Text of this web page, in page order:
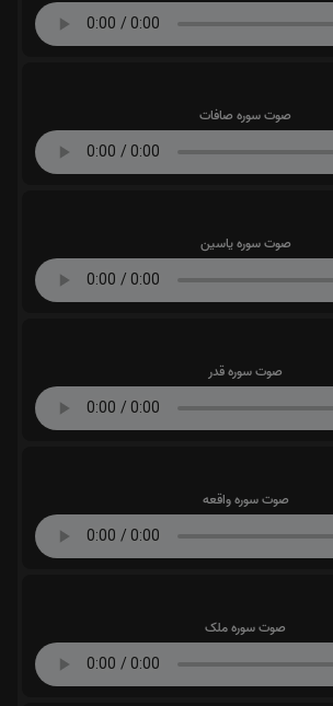
صوت سوره صافات
صوت سوره یاسین
صوت سوره قدر
صوت سوره واقعه
صوت سوره ملک